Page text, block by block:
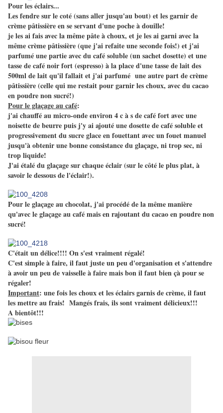
Pour les éclairs...
Les fendre sur le coté (sans aller jusqu'au bout) et les garnir de
crème pâtissière en se servant d'une poche à douille!
je les ai fais avec la même pâte à choux, et je les ai garni avec la
même crème pâtissière (que j'ai refaite une seconde fois!) et j'ai
parfumé une partie avec du café soluble (un sachet dosette) et une
tasse de café noir fort (espresso) à la place d'une tasse de lait des
500ml de lait qu'il fallait et j'ai parfumé une autre part de crème
pâtissière (celle qui me restait pour garnir les choux, avec du cacao
en poudre non sucré!)
Pour le glaçage au café:
j'ai chauffé au micro-onde environ 4 c à s de café fort avec une
noisette de beurre puis j'y ai ajouté une dosette de café soluble et
progressivement du sucre glace en fouettant avec un fouet manuel
jusqu'à obtenir une bonne consistance du glaçage, ni trop sec, ni
trop liquide!
J'ai étalé du glaçage sur chaque éclair (sur le côté le plus plat, à
savoir le dessous de l'éclair!).
Pour le glaçage au chocolat, j'ai procédé de la même manière
qu'avec le glaçage au café mais en rajoutant du cacao en poudre non
sucré!
C'était un délice!!!! On s'est vraiment régalé!
C'est simple à faire, il faut juste un peu d'organisation et s'attendre
à avoir un peu de vaisselle à faire mais bon il faut bien çà pour se
régaler!
Important: une fois les choux et les éclairs garnis de crème, il faut
les mettre au frais! Mangés frais, ils sont vraiment délicieux!!!
A bientôt!!!